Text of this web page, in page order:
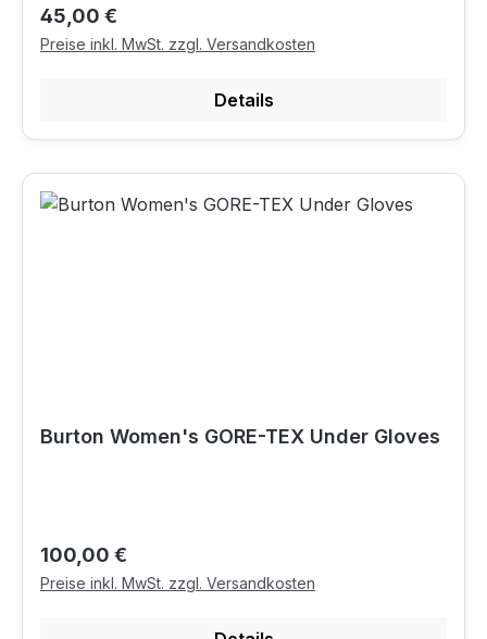
Regulärer Preis:
45,00 €
Preise inkl. MwSt. zzgl. Versandkosten
Details
Burton Women's GORE-TEX Under Gloves
Regulärer Preis:
100,00 €
Preise inkl. MwSt. zzgl. Versandkosten